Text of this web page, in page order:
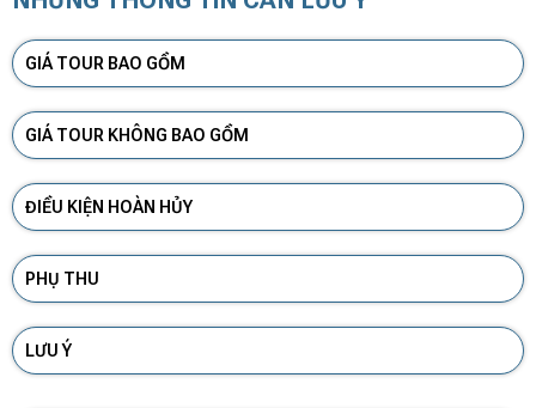
GIÁ TOUR BAO GỒM
GIÁ TOUR KHÔNG BAO GỒM
ĐIỀU KIỆN HOÀN HỦY
PHỤ THU
LƯU Ý